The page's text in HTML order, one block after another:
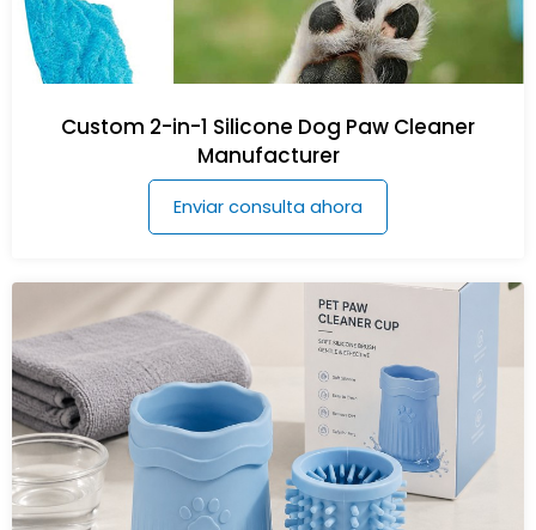
Custom 2-in-1 Silicone Dog Paw Cleaner
Manufacturer
Enviar consulta ahora